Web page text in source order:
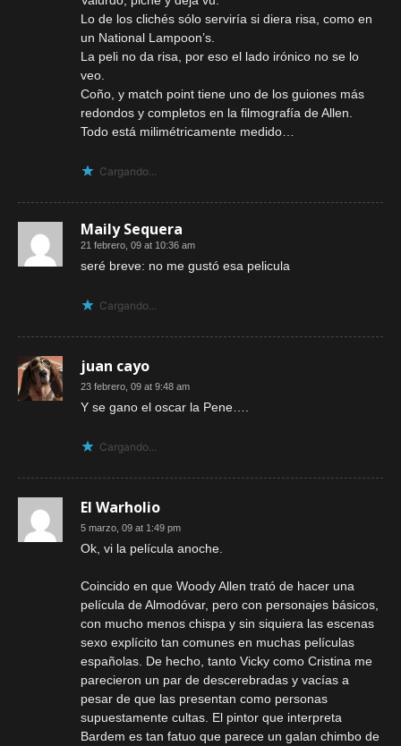
Lo de los clichés sólo serviría si diera risa, como en
un National Lampoon’s.
La peli no da risa, por eso el lado irónico no se lo
veo.
Coño, y match point tiene uno de los guiones más
redondos y completos en la filmografía de Allen.
Todo está milimétricamente medido…
Cargando...
Maily Sequera
21 febrero, 09 at 10:36 am
seré breve: no me gustó esa pelicula
Cargando...
juan cayo
23 febrero, 09 at 9:48 am
Y se gano el oscar la Pene….
Cargando...
El Warholio
5 marzo, 09 at 1:49 pm
Ok, vi la película anoche.
Coincido en que Woody Allen trató de hacer una
película de Almodóvar, pero con personajes básicos,
con mucho menos chispa y sin siquiera las escenas
sexo explícito tan comunes en muchas películas
españolas. De hecho, tanto Vicky como Cristina me
parecieron un par de descerebradas y vacías a
pesar de que las presentan como personas
supuestamente cultas. El pintor que interpreta
Bardem es tan fatuo que parece un galan chimbo de